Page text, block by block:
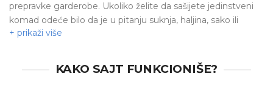
prepravke garderobe. Ukoliko želite da sašijete jedinstveni
komad odeće bilo da je u pitanju suknja, haljina, sako ili
pantalone, on Vam može pomoći.
više ne odgovaraju? Ne morate ih odbaciti, krojač može
rešiti ovaj problem. Prepravkaili popravka odevnog
KAKO SAJT FUNKCIONIŠE?